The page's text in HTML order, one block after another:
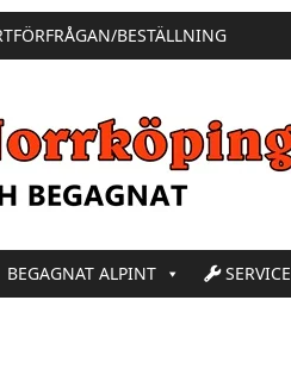
BESTÄLLNING
BEGAGNAT ALPINT SERVICE